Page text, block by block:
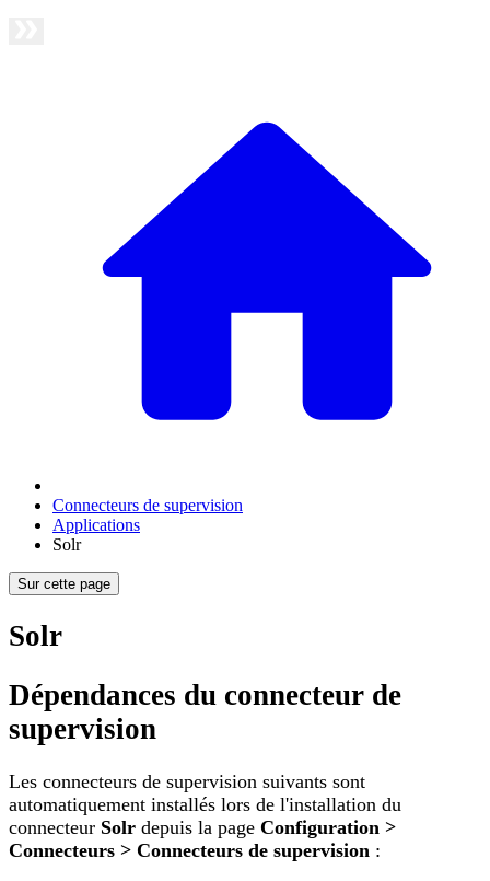
Connecteurs de supervision
Applications
Solr
Sur cette page
Solr
Dépendances du connecteur de
supervision
Les connecteurs de supervision suivants sont
automatiquement installés lors de l'installation du
connecteur Solr depuis la page Configuration >
Connecteurs > Connecteurs de supervision :